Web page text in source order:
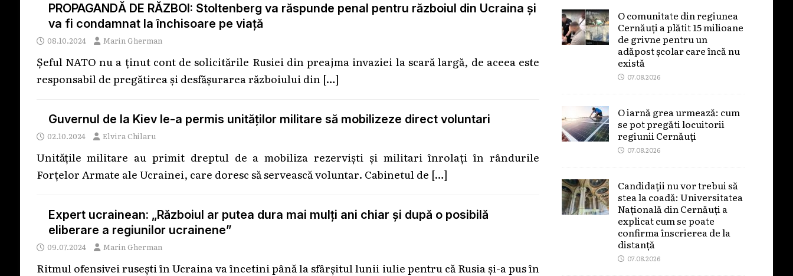
PROPAGANDĂ DE RĂZBOI: Stoltenberg va răspunde penal pentru războiul din Ucraina și
va fi condamnat la închisoare pe viață
08.10.2024 Marin Gherman
Șeful NATO nu a ținut cont de solicitările Rusiei din preajma invaziei la scară largă, de aceea este
responsabil de pregătirea și desfășurarea războiului din […]
Guvernul de la Kiev le-a permis unităților militare să mobilizeze direct voluntari
02.10.2024 Elvira Chilaru
Unitățile militare au primit dreptul de a mobiliza rezerviști și militari înrolați în rândurile
Forțelor Armate ale Ucrainei, care doresc să servească voluntar. Cabinetul de […]
Expert ucrainean: „Războiul ar putea dura mai mulți ani chiar și după o posibilă
eliberare a regiunilor ucrainene”
09.07.2024 Marin Gherman
Ritmul ofensivei rusești în Ucraina va încetini până la sfârșitul lunii iulie pentru că Rusia și-a pus în
O comunitate din regiunea
Cernăuți a plătit 15 milioane
de grivne pentru un
adăpost școlar care încă nu
există
07.08.2026
O iarnă grea urmează: cum
se pot pregăti locuitorii
regiunii Cernăuți
07.08.2026
Candidații nu vor trebui să
stea la coadă: Universitatea
Națională din Cernăuți a
explicat cum se poate
confirma înscrierea de la
distanță
07.08.2026